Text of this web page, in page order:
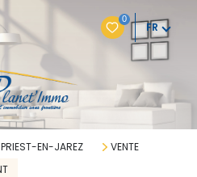
0
FR
EN-JAREZ
VENTE